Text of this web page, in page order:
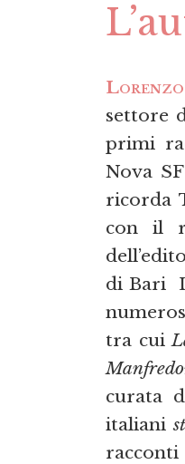
settore
primi
Nova
ricorda
con il
di Bari
tra cui
curata
italiani